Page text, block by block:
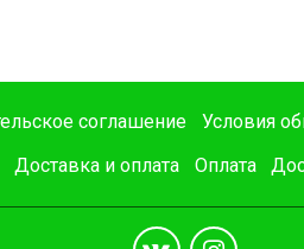
соглашение Условия
Доставка и оплата
Оплата